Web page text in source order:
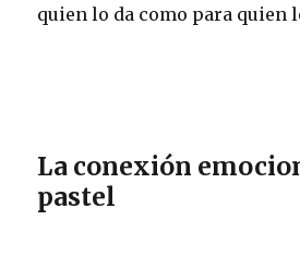
quien lo da como para quien
La conexión
pastel